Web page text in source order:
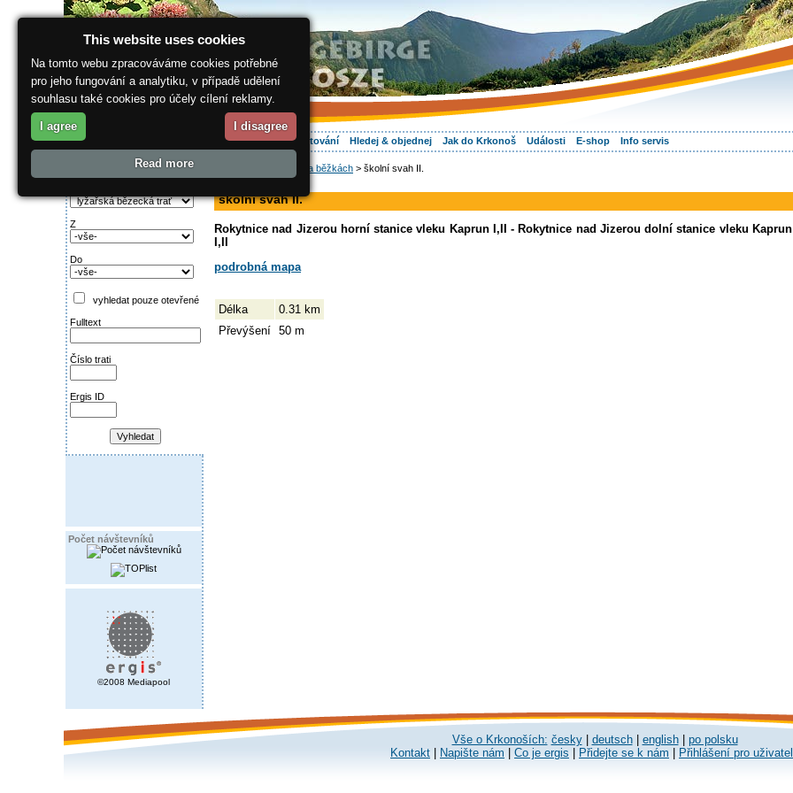
O regionu Vaše dovolená Ubytování Hledej & objednej Jak do Krkonoš Události E-shop Info servis
Najděte si:
Z
Do
vyhledat pouze otevřené
Fulltext
Číslo trati
Ergis ID
Počet návštevníků
©2008 Mediapool
Na běžkách > školní svah II.
školní svah II.
Rokytnice nad Jizerou horní stanice vleku Kaprun I,II - Rokytnice nad Jizerou dolní stanice vleku Kaprun
I,II
podrobná mapa
Délka
0.31 km
Převýšení 50 m
Vše o Krkonoších: česky| deutsch| english| po polsku
Kontakt
Napište nám Co je ergis Přidejte se k nám Přihlášení pro
This website uses cookies
Na tomto webu zpracováváme cookies potřebné
pro jeho fungování a analytiku, v případě udělení
souhlasu také cookies pro účely cílení reklamy.
I agree I disagree
Read more